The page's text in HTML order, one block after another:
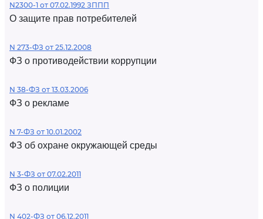
N2300-1 от 07.02.1992 ЗППП
О защите прав потребителей
N 273-ФЗ от 25.12.2008
ФЗ о противодействии коррупции
N 38-ФЗ от 13.03.2006
ФЗ о рекламе
N 7-ФЗ от 10.01.2002
ФЗ об охране окружающей среды
N 3-ФЗ от 07.02.2011
ФЗ о полиции
N 402-ФЗ от 06.12.2011